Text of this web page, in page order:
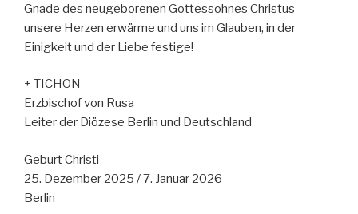
Gnade des neugeborenen Gottessohnes Christus
unsere Herzen erwärme und uns im Glauben, in der
Einigkeit und der Liebe festige!
+ TICHON
Erzbischof von Rusa
Leiter der Diözese Berlin und Deutschland
Geburt Christi
25. Dezember 2025 / 7. Januar 2026
Berlin